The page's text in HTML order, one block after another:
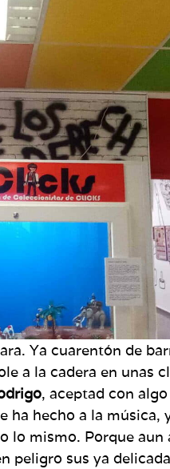
Ya cuarentón de
a la cadera en unas
, aceptad con
ha hecho a la
lo mismo. Porque
peligro sus ya